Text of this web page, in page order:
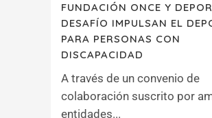
FUNDACIÓN ONCE Y
DESAFÍO IMPULSAN EL
PARA PERSONAS CON
DISCAPACIDAD
A través de un convenio de
colaboración suscrito por
entidades...